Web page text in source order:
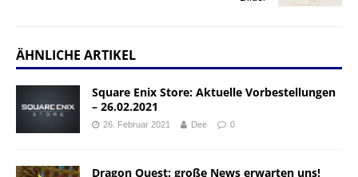
ÄHNLICHE ARTIKEL
Square Enix Store: Aktuelle Vorbestellungen
– 26.02.2021
26. Februar 2021 Dee 0
Dragon Quest: große News erwarten uns!